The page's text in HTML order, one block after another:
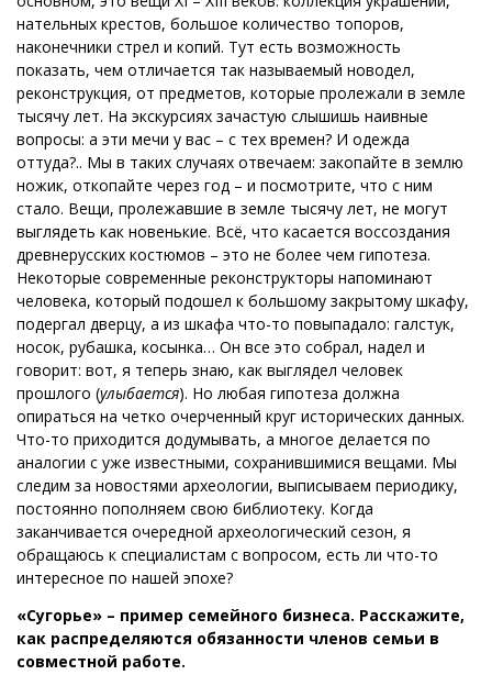
нательных крестов, большое количество топоров,
наконечники стрел и копий. Тут есть возможность
показать, чем отличается так называемый новодел,
реконструкция, от предметов, которые пролежали в земле
тысячу лет. На экскурсиях зачастую слышишь наивные
вопросы: а эти мечи у вас – с тех времен? И одежда
оттуда?.. Мы в таких случаях отвечаем: закопайте в землю
ножик, откопайте через год – и посмотрите, что с ним
стало. Вещи, пролежавшие в земле тысячу лет, не могут
выглядеть как новенькие. Всё, что касается воссоздания
древнерусских костюмов – это не более чем гипотеза.
Некоторые современные реконструкторы напоминают
человека, который подошел к большому закрытому шкафу,
подергал дверцу, а из шкафа что-то повыпадало: галстук,
носок, рубашка, косынка… Он все это собрал, надел и
говорит: вот, я теперь знаю, как выглядел человек
прошлого (улыбается). Но любая гипотеза должна
опираться на четко очерченный круг исторических данных.
Что-то приходится додумывать, а многое делается по
аналогии с уже известными, сохранившимися вещами. Мы
следим за новостями археологии, выписываем периодику,
постоянно пополняем свою библиотеку. Когда
заканчивается очередной археологический сезон, я
обращаюсь к специалистам с вопросом, есть ли что-то
интересное по нашей эпохе?
«Сугорье» – пример семейного бизнеса. Расскажите,
как распределяются обязанности членов семьи в
совместной работе.